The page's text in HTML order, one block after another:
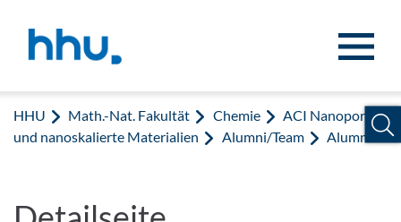
HHU Math.-Nat. Fakultät Chemie
ACI Nanoporöse
und nanoskalierte Materialien
Alumni/Team Alumni